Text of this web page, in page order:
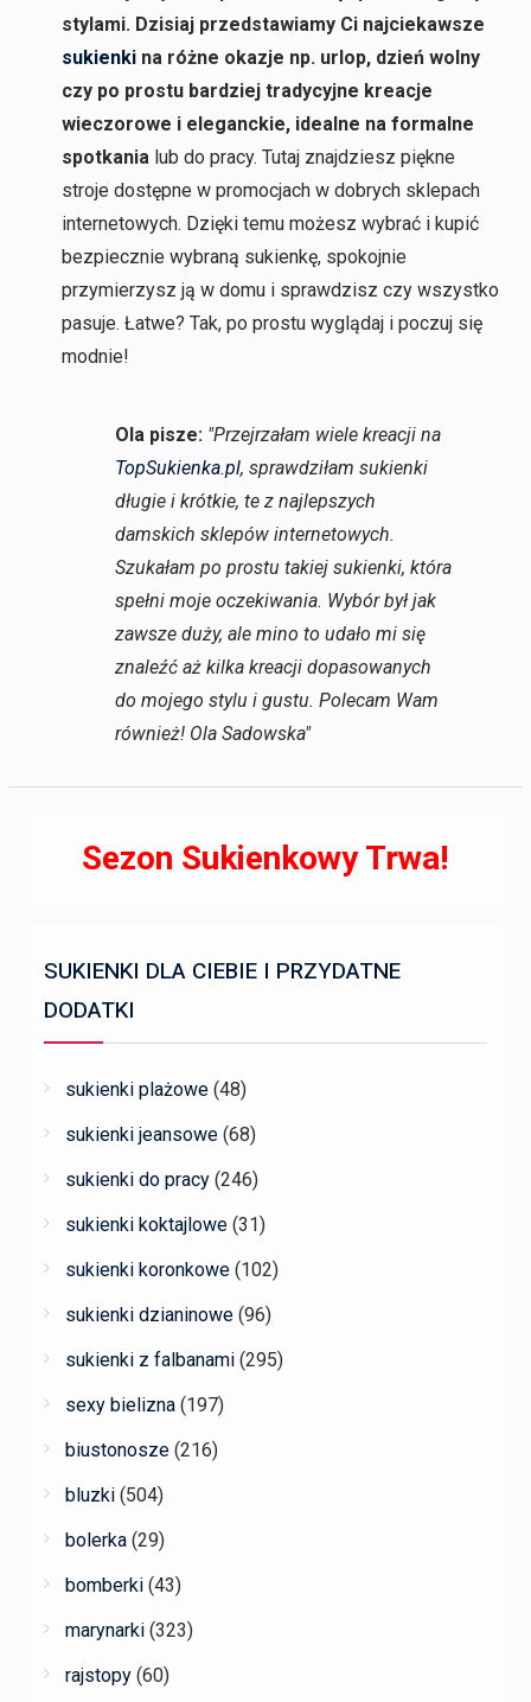
stylami. Dzisiaj przedstawiamy Ci najciekawsze
sukienkina różne okazje np. urlop, dzień wolny
czy po prostu bardziej tradycyjne kreacje
wieczorowe i eleganckie, idealne na formalne
spotkania lub do pracy. Tutaj znajdziesz piękne
stroje dostępne w promocjach w dobrych sklepach
internetowych. Dzięki temu możesz wybrać i kupić
bezpiecznie wybraną sukienkę, spokojnie
przymierzysz ją w domu i sprawdzisz czy wszystko
pasuje. Łatwe? Tak, po prostu wyglądaj i poczuj się
modnie!
Ola pisze: "Przejrzałam wiele kreacji na
TopSukienka.pl, sprawdziłam sukienki
długie i krótkie, te z najlepszych
damskich sklepów internetowych.
Szukałam po prostu takiej sukienki, która
spełni moje oczekiwania. Wybór był jak
zawsze duży, ale mino to udało mi się
znaleźć aż kilka kreacji dopasowanych
do mojego stylu i gustu. Polecam Wam
również! Ola Sadowska"
Sezon Sukienkowy Trwa!
SUKIENKI DLA CIEBIE I PRZYDATNE
DODATKI
sukienki plażowe (48)
sukienki jeansowe (68)
sukienki do pracy (246)
sukienki koktajlowe (31)
sukienki koronkowe (102)
sukienki dzianinowe (96)
sukienki z falbanami (295)
sexy bielizna (197)
biustonosze (216)
bluzki (504)
bolerka (29)
bomberki (43)
marynarki (323)
rajstopy (60)